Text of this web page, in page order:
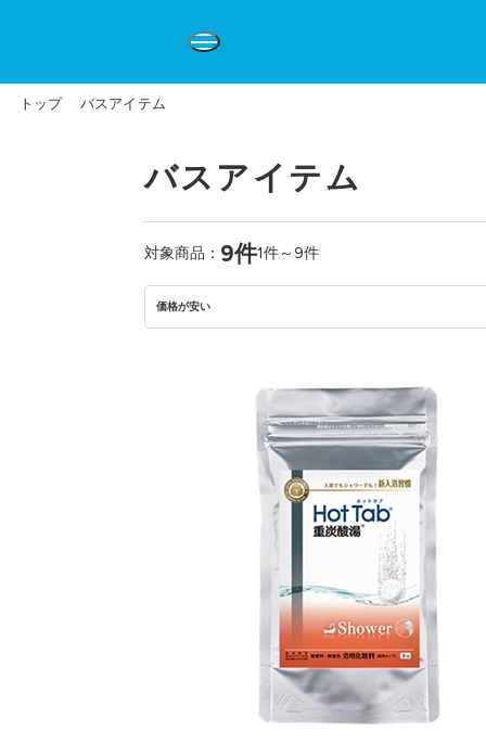
トップ バスアイテム
バスアイテム
対象商品： 9件1件～9件
価格が安い